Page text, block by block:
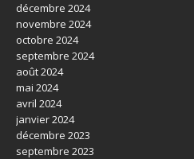
décembre 2024
novembre 2024
octobre 2024
septembre 2024
août 2024
mai 2024
avril 2024
janvier 2024
décembre 2023
septembre 2023